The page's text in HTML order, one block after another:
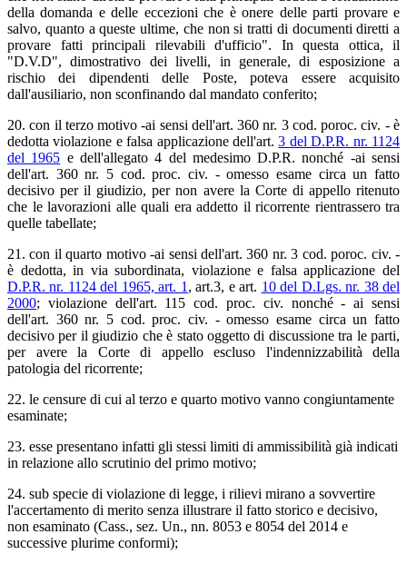
della domanda e delle eccezioni che è onere delle parti provare e
salvo, quanto a queste ultime, che non si tratti di documenti diretti a
provare fatti principali rilevabili d'ufficio". In questa ottica, il
"D.V.D", dimostrativo dei livelli, in generale, di esposizione a
rischio dei dipendenti delle Poste, poteva essere acquisito
dall'ausiliario, non sconfinando dal mandato conferito;
20. con il terzo motivo -ai sensi dell'art. 360 nr. 3 cod. poroc. civ. - è
dedotta violazione e falsa applicazione dell'art.3 del D.P.R. nr. 1124
del 1965 e dell'allegato 4 del medesimo D.P.R. nonché -ai sensi
dell'art. 360 nr. 5 cod. proc. civ. - omesso esame circa un fatto
decisivo per il giudizio, per non avere la Corte di appello ritenuto
che le lavorazioni alle quali era addetto il ricorrente rientrassero tra
quelle tabellate;
21. con il quarto motivo -ai sensi dell'art. 360 nr. 3 cod. poroc. civ. -
è dedotta, in via subordinata, violazione e falsa applicazione del
D.P.R. nr. 1124 del 1965, art. 1 , art.3, e art. 10 del D.Lgs. nr. 38 del
2000; violazione dell'art. 115 cod. proc. civ. nonché - ai sensi
dell'art. 360 nr. 5 cod. proc. civ. - omesso esame circa un fatto
decisivo per il giudizio che è stato oggetto di discussione tra le parti,
per avere la Corte di appello escluso l'indennizzabilità della
patologia del ricorrente;
22. le censure di cui al terzo e quarto motivo vanno congiuntamente
esaminate;
23. esse presentano infatti gli stessi limiti di ammissibilità già indicati
in relazione allo scrutinio del primo motivo;
24. sub specie di violazione di legge, i rilievi mirano a sovvertire
l'accertamento di merito senza illustrare il fatto storico e decisivo,
non esaminato (Cass., sez. Un., nn. 8053 e 8054 del 2014 e
successive plurime conformi);